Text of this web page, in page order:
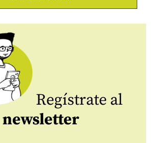
Regístrate al
newsletter